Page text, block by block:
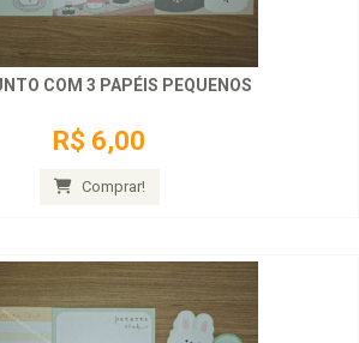
COM 3 PAPÉIS PEQUENOS
R$ 6,00
Comprar!